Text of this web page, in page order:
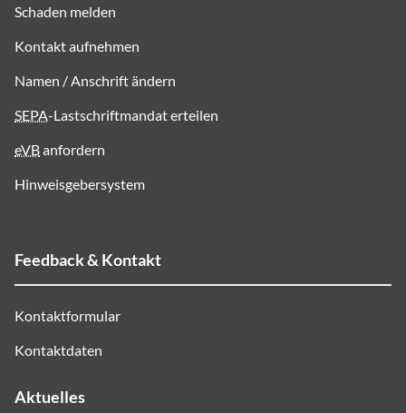
Schaden melden
Kontakt aufnehmen
Namen / Anschrift ändern
SEPA-Lastschriftmandat erteilen
eVBanfordern
Hinweisgebersystem
Feedback & Kontakt
Kontaktformular
Kontaktdaten
Aktuelles